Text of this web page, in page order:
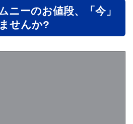
ニーのお値段、「今」
せんか?